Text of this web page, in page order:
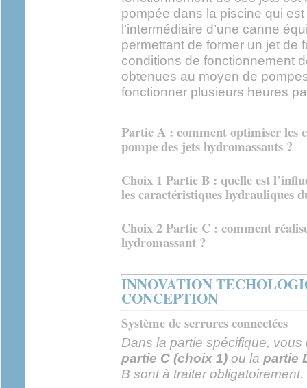
pompée dans la piscine qui
l’intermédiaire d’une canne
permettant de former un jet de
conditions de fonctionnement
obtenues au moyen de
fonctionner plusieurs heures
Partie A : comment optimiser les
pompe des jets hydromassants ?
Choix 1 Partie B : quelle est
les caractéristiques hydrauliques
Choix 2 Partie C : comment
hydromassant ?
INNOVATION
CONCEPTION
Système de serrures connectées
Dans la partie spécifique,
partie C (choix 1) ou la partie
B sont à traiter obligatoirement.